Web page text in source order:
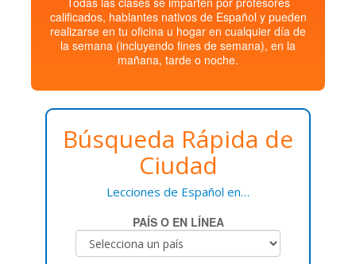
calificados, hablantes nativos de Español y pueden
realizarse en tu oficina u hogar en cualquier día de
la semana (incluyendo fines de semana), en la
mañana, tarde o noche.
Búsqueda Rápida de
Ciudad
Lecciones de Español en…
PAÍS O EN LÍNEA